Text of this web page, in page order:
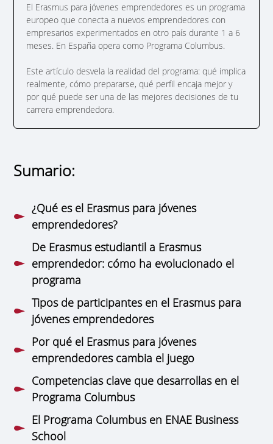
El Erasmus para jóvenes emprendedores es un programa
europeo que conecta a nuevos emprendedores con
empresarios experimentados en otro país durante 1 a 6
meses. En España opera como Programa Columbus.
Este artículo desvela la realidad del programa: qué implica
realmente, cómo prepararse, qué perfil encaja mejor y
por qué puede ser una de las mejores decisiones de tu
carrera emprendedora.
Sumario:
¿Qué es el Erasmus para jóvenes
emprendedores?
De Erasmus estudiantil a Erasmus
emprendedor: cómo ha evolucionado el
programa
Tipos de participantes en el Erasmus para
jóvenes emprendedores
Por qué el Erasmus para jóvenes
emprendedores cambia el juego
Competencias clave que desarrollas en el
Programa Columbus
El Programa Columbus en ENAE Business
School